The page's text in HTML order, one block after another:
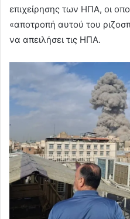
επιχείρησης των ΗΠΑ, οι
«αποτροπή αυτού του
να απειλήσει τις ΗΠΑ.